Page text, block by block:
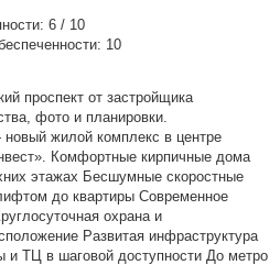
6 / 10
10
проспект от застройщика
фото и планировки.
жилой комплекс в центре
Комфортные кирпичные дома
этажах Бесшумные скоростные
до квартиры Современное
охрана и
Развитая инфраструктура
и ТЦ в шаговой доступности До метро